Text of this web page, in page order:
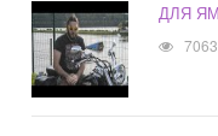
ДЛЯ
7063